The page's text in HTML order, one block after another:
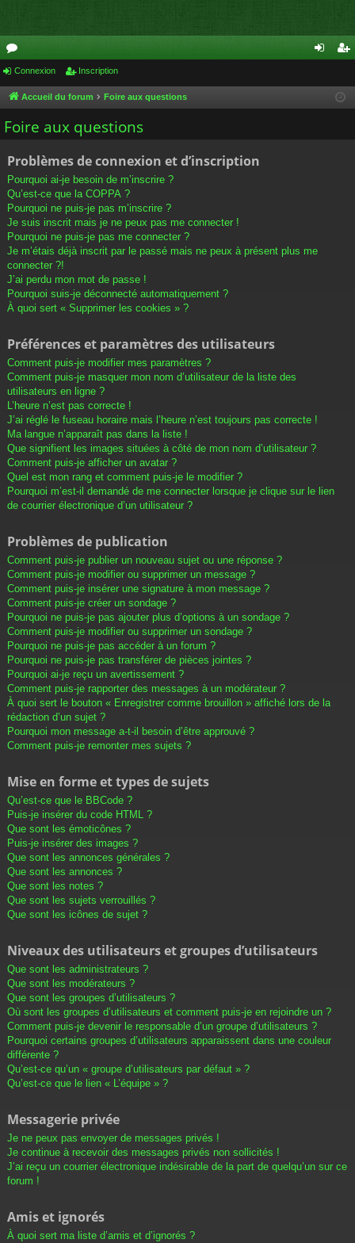
or
u
m
cri
Connexion Inscription
Accueil du forum Foire aux questions
Foire aux questions
Problèmes de connexion et d’inscription
Pourquoi ai-je besoin de m’inscrire ?
Qu’est-ce que la COPPA ?
Pourquoi ne puis-je pas m’inscrire ?
Je suis inscrit mais je ne peux pas me connecter !
Pourquoi ne puis-je pas me connecter ?
Je m’étais déjà inscrit par le passé mais ne peux à présent plus me
connecter ?!
J’ai perdu mon mot de passe !
Pourquoi suis-je déconnecté automatiquement ?
À quoi sert « Supprimer les cookies » ?
Préférences et paramètres des utilisateurs
Comment puis-je modifier mes paramètres ?
Comment puis-je masquer mon nom d’utilisateur de la liste des
utilisateurs en ligne ?
L’heure n’est pas correcte !
J’ai réglé le fuseau horaire mais l’heure n’est toujours pas correcte !
Ma langue n’apparaît pas dans la liste !
Que signifient les images situées à côté de mon nom d’utilisateur ?
Comment puis-je afficher un avatar ?
Quel est mon rang et comment puis-je le modifier ?
Pourquoi m’est-il demandé de me connecter lorsque je clique sur le lien
de courrier électronique d’un utilisateur ?
Problèmes de publication
Comment puis-je publier un nouveau sujet ou une réponse ?
Comment puis-je modifier ou supprimer un message ?
Comment puis-je insérer une signature à mon message ?
Comment puis-je créer un sondage ?
Pourquoi ne puis-je pas ajouter plus d’options à un sondage ?
Comment puis-je modifier ou supprimer un sondage ?
Pourquoi ne puis-je pas accéder à un forum ?
Pourquoi ne puis-je pas transférer de pièces jointes ?
Pourquoi ai-je reçu un avertissement ?
Comment puis-je rapporter des messages à un modérateur ?
À quoi sert le bouton « Enregistrer comme brouillon » affiché lors de la
rédaction d’un sujet ?
Pourquoi mon message a-t-il besoin d’être approuvé ?
Comment puis-je remonter mes sujets ?
Mise en forme et types de sujets
Qu’est-ce que le BBCode ?
Puis-je insérer du code HTML ?
Que sont les émoticônes ?
Puis-je insérer des images ?
Que sont les annonces générales ?
Que sont les annonces ?
Que sont les notes ?
Que sont les sujets verrouillés ?
Que sont les icônes de sujet ?
Niveaux des utilisateurs et groupes d’utilisateurs
Que sont les administrateurs ?
Que sont les modérateurs ?
Que sont les groupes d’utilisateurs ?
Où sont les groupes d’utilisateurs et comment puis-je en rejoindre un ?
Comment puis-je devenir le responsable d’un groupe d’utilisateurs ?
Pourquoi certains groupes d’utilisateurs apparaissent dans une couleur
différente ?
Qu’est-ce qu’un « groupe d’utilisateurs par défaut » ?
Qu’est-ce que le lien « L’équipe » ?
Messagerie privée
Je ne peux pas envoyer de messages privés !
Je continue à recevoir des messages privés non sollicités !
J’ai reçu un courrier électronique indésirable de la part de quelqu’un sur ce
forum !
Amis et ignorés
À quoi sert ma liste d’amis et d’ignorés ?